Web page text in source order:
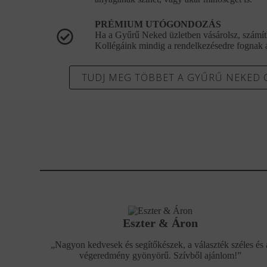
PRÉMIUM UTÓGONDOZÁS
Ha a Gyűrű Neked üzletben vásárolsz,
Kollégáink mindig a rendelkezésedre fognak
TUDJ MEG TÖBBET A GYŰRŰ NEKED
Eszter & Áron
„Nagyon kedvesek és segítőkészek, a választék széles és
végeredmény gyönyörű. Szívből ajánlom!”